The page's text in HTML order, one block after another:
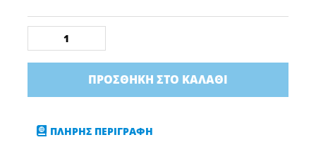
-
ποσότητα
ΠΡΟΣΘΉΚΗ ΣΤΟ ΚΑΛΆΘΙ
ΠΛΗΡΗΣ ΠΕΡΙΓΡΑΦΗ